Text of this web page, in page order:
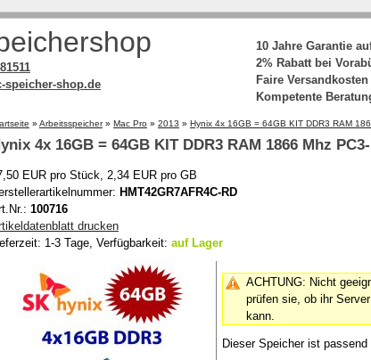
» Arbeitsspeicher» Mac Pro» 2013 » Hynix 4x 16GB = 64GB KIT DDR3 RAM
4x 16GB = 64GB KIT DDR3 RAM 1866 Mhz
EUR pro Stück, 2,34 EUR pro GB
HMT42GR7AFR4C-RD
100716
drucken
1-3 Tage, Verfügbarkeit: auf Lager
ACHTUNG: Nicht
prüfen sie, ob ihr
kann.
Dieser Speicher ist
speicher-shop.de
10 Jahre Garantie
2% Rabatt bei
Faire Versandkosten
Kompetente